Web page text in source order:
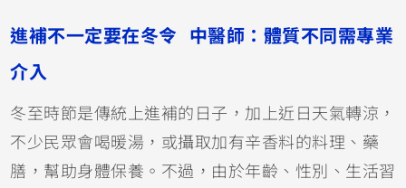
進補不一定要在冬令 中醫師：體質不同需專業
介入
冬至時節是傳統上進補的日子，加上近日天氣轉涼，
不少民眾會喝暖湯，或攝取加有辛香料的料理、藥
膳，幫助身體保養。不過，由於年齡、性別、生活習